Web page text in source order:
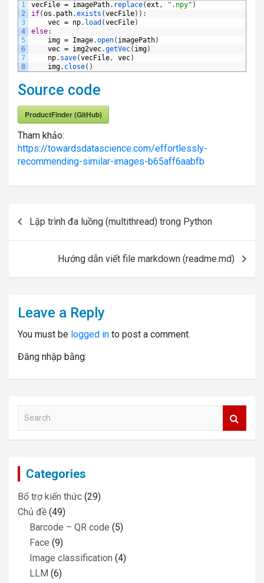
1
2
3
4
5
6
7
8
vecFile = imagePath. replace(ext , ".npy" )
if(os . path.exists (vecFile) ) :
vec = np. load (vecFile)
else:
img = Image.open( imagePath)
vec = img2vec.getVec( img)
np. save(vecFile, vec)
img. close( )
Source code
ProductFinder (GitHub)
Tham khảo:
https://towardsdatascience.com/effortlessly-
recommending-similar-images-b65aff6aabfb
navigation
Lập trình đa luồng (multithread) trong Python
Hướng dẫn viết file markdown (readme.md)
Leave a Reply
You must be logged in to post a comment.
Đăng nhập bằng:
a
c
Categories
Bổ trợ kiến thức (29)
Chủ đề (49)
Barcode – QR code (5)
Face (9)
Image classification (4)
LLM (6)